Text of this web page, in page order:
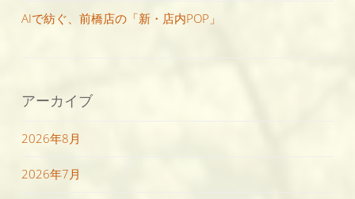
AIで紡ぐ、前橋店の「新・店内POP」
アーカイブ
2026年8月
2026年7月